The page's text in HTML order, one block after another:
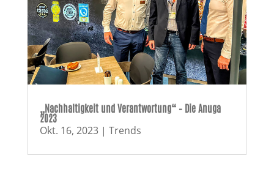
„Nachhaltigkeit und Verantwortung“ – Die Anuga
2023
Okt. 16, 2023| Trends